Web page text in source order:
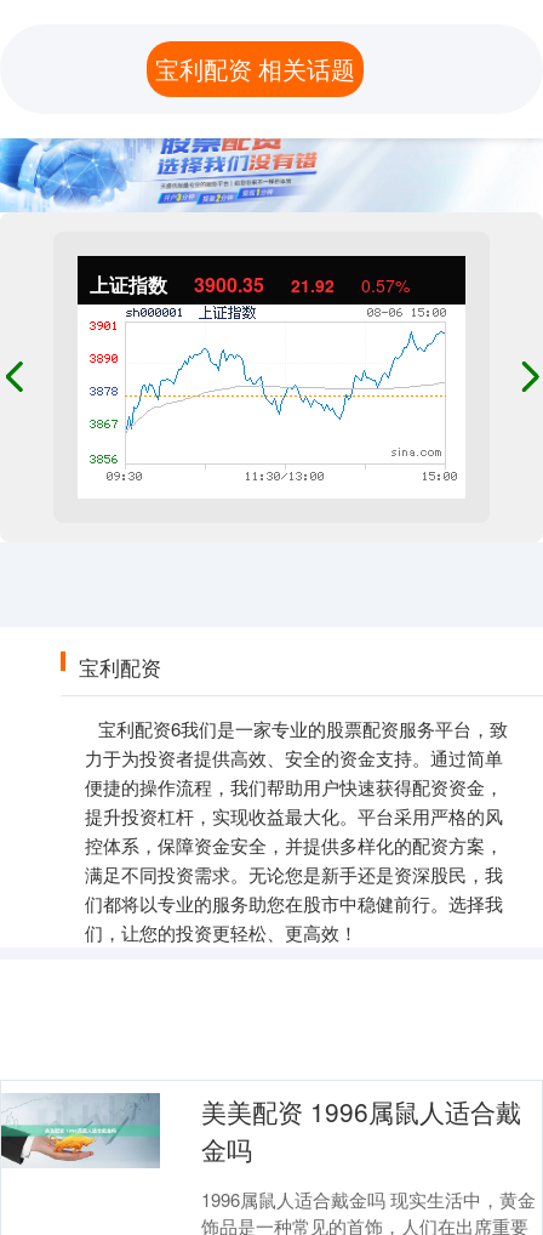
上证指数 3900.35 21.92 0.57%
宝利配资
宝利配资6我们是一家专业的股票配资服务平台，致
力于为投资者提供高效、安全的资金支持。通过简单
便捷的操作流程，我们帮助用户快速获得配资资金，
提升投资杠杆，实现收益最大化。平台采用严格的风
控体系，保障资金安全，并提供多样化的配资方案，
满足不同投资需求。无论您是新手还是资深股民，我
们都将以专业的服务助您在股市中稳健前行。选择我
们，让您的投资更轻松、更高效！
宝利配资 相关话题
美美配资 1996属鼠人适合戴
金吗
1996属鼠人适合戴金吗 现实生活中，黄金
饰品是一种常见的首饰，人们在出席重要